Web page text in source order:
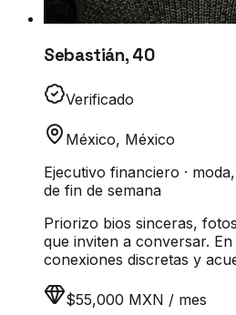
Sebastián, 40
Verificado
México, México
Ejecutivo financiero ·
de fin de semana
Priorizo bios sinceras,
que inviten a conversar.
conexiones discretas y
$55,000 MXN / mes